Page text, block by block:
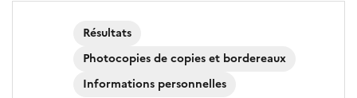
Résultats
Photocopies de copies et bordereaux
Informations personnelles